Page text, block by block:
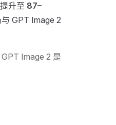
升至 87–
GPT Image 2
Image 2 是